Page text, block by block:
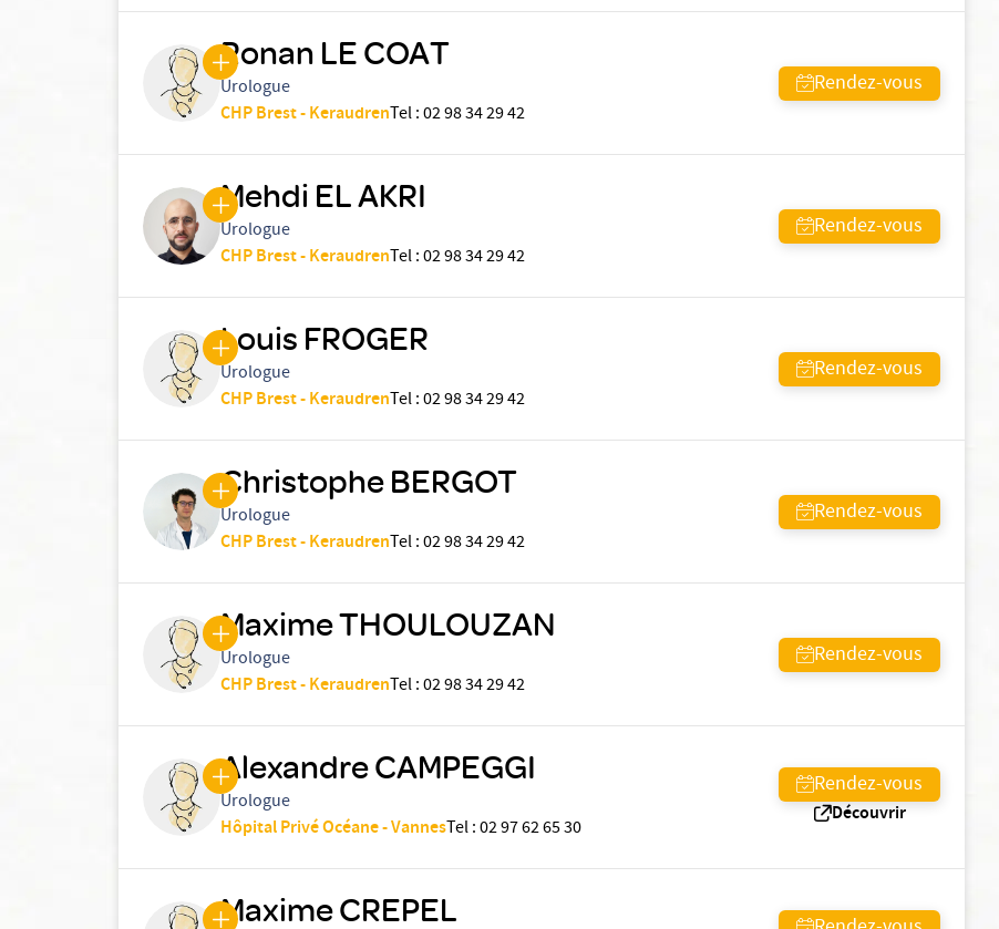
Ronan LE COAT
Urologue
CHP Brest - KeraudrenTel:02 98 34 29 42
Rendez-vous
Mehdi EL AKRI
Urologue
CHP Brest - KeraudrenTel:02 98 34 29 42
Rendez-vous
Louis FROGER
Urologue
CHP Brest - KeraudrenTel:02 98 34 29 42
Rendez-vous
Christophe BERGOT
Urologue
CHP Brest - KeraudrenTel:02 98 34 29 42
Rendez-vous
Maxime THOULOUZAN
Urologue
CHP Brest - KeraudrenTel:02 98 34 29 42
Rendez-vous
Alexandre CAMPEGGI
Urologue
Hôpital Privé Océane - VannesTel:02 97 62 65 30
Rendez-vous
Découvrir
Maxime CREPEL